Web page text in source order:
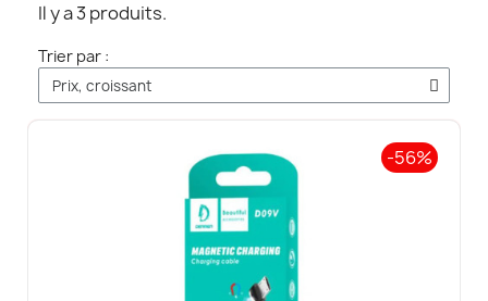
Il y a 3 produits.
Trier par :
-56%